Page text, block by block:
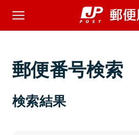
郵便番号検索
検索結果